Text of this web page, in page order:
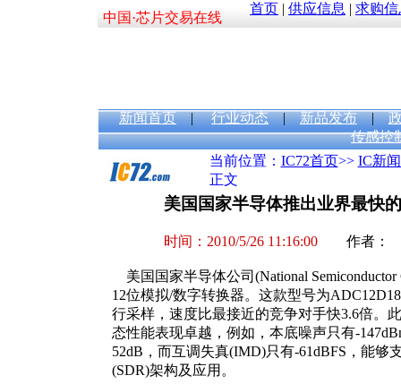
中国·芯片交易在线
首页 | 供应信息 | 求购信
新闻首页|行业动态|新品发布|
传感控
当前位置： IC72首页>> IC新
正文
美国国家半导体推出业界最快
时间：2010/5/26 11:16:00作者：
美国国家半导体公司(National
12位模拟/数字转换器。这款型号为
行采样，速度比最接近的竞争对手快3.6倍。
态性能表现卓越，例如，本底噪声只有-
52dB，而互调失真(IMD)只有-61dBFS，能够
(SDR)架构及应用。